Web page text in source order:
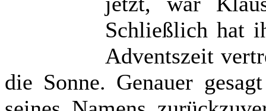
Schließlich hat
Adventszeit
die Sonne. Genauer